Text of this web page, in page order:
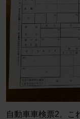
自動車車検票2。こ